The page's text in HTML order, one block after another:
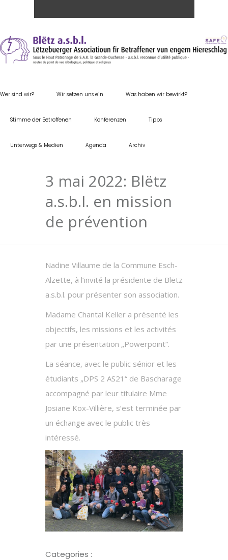
Wer sind wir? Wir setzen uns ein Was haben wir bewirkt?
Stimme der Betroffenen Konferenzen Tipps
Unterwegs & Medien Agenda Archiv
3 mai 2022: Blëtz
a.s.b.l. en mission
de prévention
Nadine Villaume de la Commune Esch-
Alzette, à l’invité la présidente de Blëtz
a.s.b.l. pour présenter son association.
Madame Chantal Keller a présenté les
objectifs, les missions et les activités
par une présentation „Powerpoint“.
La séance, avec le public sénior et les
étudiants „DPS 2 AS21“ de Bascharage
accompagné par leur titulaire Mme
Josiane Kox-Villière, s’est terminée par
un échange avec le public très
intéressé.
Categories :